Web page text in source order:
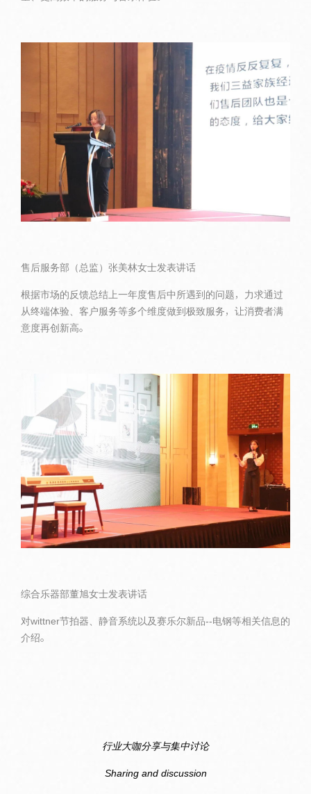
售后服务部（总监）张美林女士发表讲话
根据市场的反馈总结上一年度售后中所遇到的问题，力求通过
从终端体验、客户服务等多个维度做到极致服务，让消费者满
意度再创新高。
综合乐器部董旭女士发表讲话
对wittner节拍器、静音系统以及赛乐尔新品--电钢等相关信息的
介绍。
行业大咖分享与集中讨论
Sharing and discussion